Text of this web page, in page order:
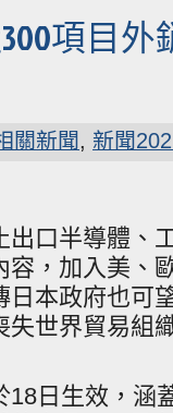
項目外
關新聞, 新聞
出口半導體、
，加入美、
日本政府也可
世界貿易組
日生效，涵